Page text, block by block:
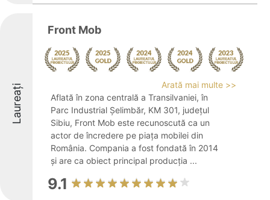
Laureați
Front Mob
Arată mai multe >>
Aflată în zona centrală a Transilvaniei, în
Parc Industrial Șelimbăr, KM 301, județul
Sibiu, Front Mob este recunoscută ca un
actor de încredere pe piața mobilei din
România. Compania a fost fondată în 2014
și are ca obiect principal producția ...
9.1